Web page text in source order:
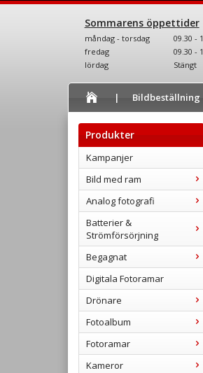
Sommarens öppettider
måndag - torsdag
09.30 -
fredag
09.30 -
lördag
Stängt
Bildbeställning
Produkter
Kampanjer
Bild med ram
Analog fotografi
Batterier &
Strömförsörjning
Begagnat
Digitala Fotoramar
Drönare
Fotoalbum
Fotoramar
Kameror